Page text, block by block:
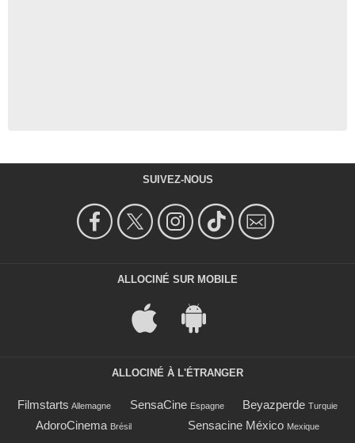
SUIVEZ-NOUS
ALLOCINÉ SUR MOBILE
ALLOCINÉ À L'ÉTRANGER
Filmstarts Allemagne SensaCine Espagne Beyazperde Turquie
AdoroCinema Brésil Sensacine México Mexique